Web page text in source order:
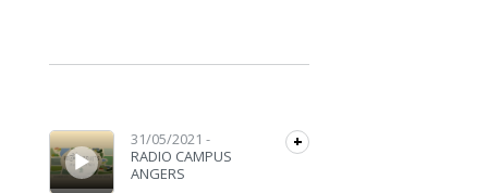
Lecteur audio 31/05/2021 -
RADIO CAMPUS
ANGERS
+